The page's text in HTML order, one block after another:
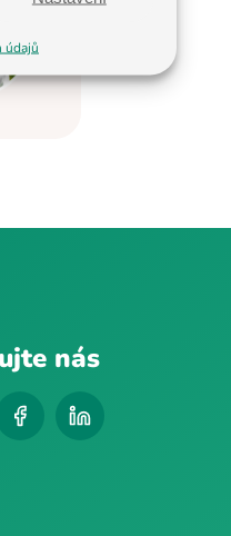
údajů
nás